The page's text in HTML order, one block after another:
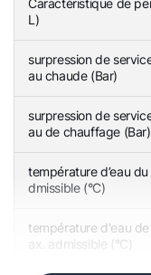
Caractéristique de
L)
surpression de
au chaude (Bar)
surpression de
au de chauffage (Bar)
température d’eau
dmissible (°C)
température d'eau
ax. admissible (°C)